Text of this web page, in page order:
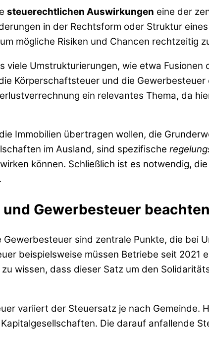
steuerechtlichen Auswirkungen eine der
in der Rechtsform oder Struktur
mögliche Risiken und Chancen rechtzeitig
viele Umstrukturierungen, wie etwa Fusionen
Körperschaftsteuer und die
ein relevantes Thema, da
Immobilien übertragen wollen, die
im Ausland, sind spezifische
können. Schließlich ist es notwendig,
Gewerbesteuer beachten
sind zentrale Punkte, die bei
beispielsweise müssen Betriebe seit 2021
wissen, dass dieser Satz um den
variiert der Steuersatz je nach Gemeinde.
Die darauf anfallende